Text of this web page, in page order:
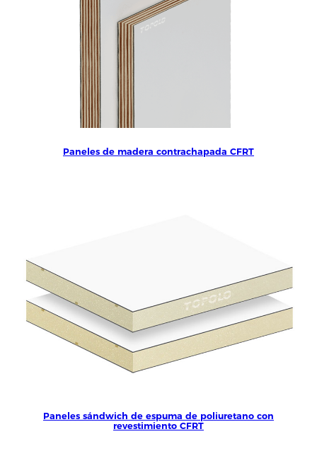
Paneles de madera contrachapada CFRT
Paneles sándwich de espuma de poliuretano con
revestimiento CFRT